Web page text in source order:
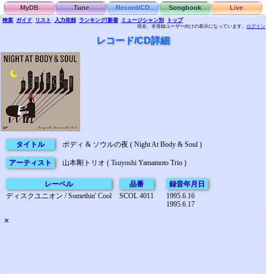
MyDB Tune Record/CD Songbook Live
検索 ガイド リスト 入力依頼 ランキング/新着 ミュージシャン別 トップ
現在、非登録ユーザー向けの表示になっています。 ログイン
レコード/CD詳細
タイトル ボディ & ソウルの夜 ( Night At Body & Soul )
アーティスト 山本剛トリオ ( Tsuyoshi Yamamoto Trio )
レーベル
ディスクユニオン / Somethin' Cool
品番
SCOL 4011
録音年月日
1995.6.16
1995.6.17
✕